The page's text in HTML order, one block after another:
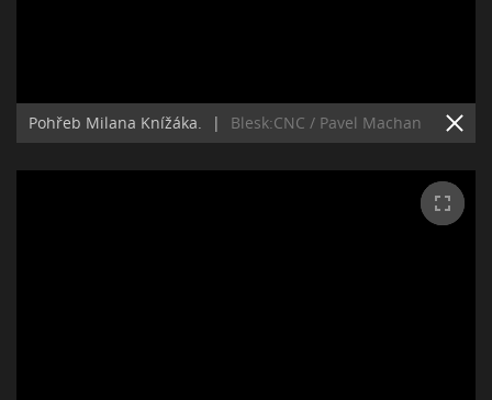
Pohřeb Milana Knížáka. | Blesk:CNC / Pavel Machan